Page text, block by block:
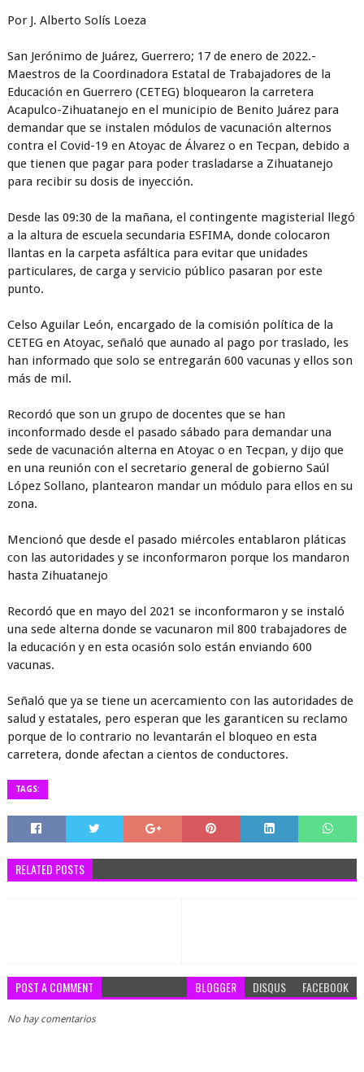
Por J. Alberto Solís Loeza
San Jerónimo de Juárez, Guerrero; 17 de enero de 2022.-
Maestros de la Coordinadora Estatal de Trabajadores de la
Educación en Guerrero (CETEG) bloquearon la carretera
Acapulco-Zihuatanejo en el municipio de Benito Juárez para
demandar que se instalen módulos de vacunación alternos
contra el Covid-19 en Atoyac de Álvarez o en Tecpan, debido a
que tienen que pagar para poder trasladarse a Zihuatanejo
para recibir su dosis de inyección.
Desde las 09:30 de la mañana, el contingente magisterial llegó
a la altura de escuela secundaria ESFIMA, donde colocaron
llantas en la carpeta asfáltica para evitar que unidades
particulares, de carga y servicio público pasaran por este
punto.
Celso Aguilar León, encargado de la comisión política de la
CETEG en Atoyac, señaló que aunado al pago por traslado, les
han informado que solo se entregarán 600 vacunas y ellos son
más de mil.
Recordó que son un grupo de docentes que se han
inconformado desde el pasado sábado para demandar una
sede de vacunación alterna en Atoyac o en Tecpan, y dijo que
en una reunión con el secretario general de gobierno Saúl
López Sollano, plantearon mandar un módulo para ellos en su
zona.
Mencionó que desde el pasado miércoles entablaron pláticas
con las autoridades y se inconformaron porque los mandaron
hasta Zihuatanejo
Recordó que en mayo del 2021 se inconformaron y se instaló
una sede alterna donde se vacunaron mil 800 trabajadores de
la educación y en esta ocasión solo están enviando 600
vacunas.
Señaló que ya se tiene un acercamiento con las autoridades de
salud y estatales, pero esperan que les garanticen su reclamo
porque de lo contrario no levantarán el bloqueo en esta
carretera, donde afectan a cientos de conductores.
TAGS:
RELATED POSTS
POST A COMMENT BLOGGER DISQUS FACEBOOK
No hay comentarios